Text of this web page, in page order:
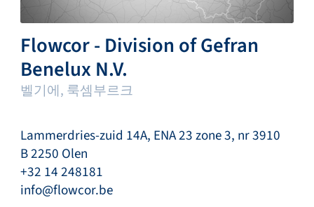
Flowcor - Division of Gefran
Benelux N.V.
벨기에, 룩셈부르크
Lammerdries-zuid 14A, ENA 23 zone 3, nr 3910
B 2250 Olen
+32 14 248181
info@flowcor.be